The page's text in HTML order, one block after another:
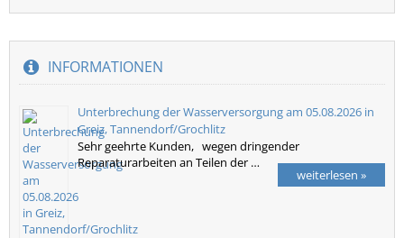
INFORMATIONEN
Unterbrechung der Wasserversorgung am 05.08.2026 in
Greiz, Tannendorf/Grochlitz
Sehr geehrte Kunden, wegen dringender
Reparaturarbeiten an Teilen der …
weiterlesen »